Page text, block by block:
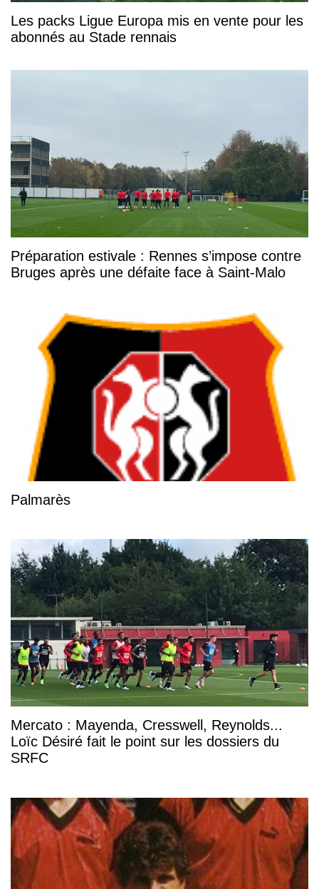
Les packs Ligue Europa mis en vente pour les
abonnés au Stade rennais
Préparation estivale : Rennes s’impose contre
Bruges après une défaite face à Saint-Malo
Palmarès
Mercato : Mayenda, Cresswell, Reynolds...
Loïc Désiré fait le point sur les dossiers du
SRFC